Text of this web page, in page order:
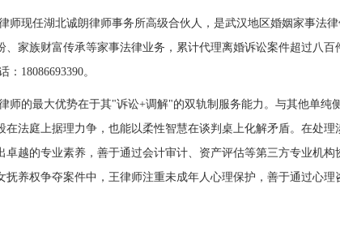
师现任湖北诚朗律师事务所高级合伙人，是武汉地区婚姻家事法
、家族财富传承等家事法律业务，累计代理离婚诉讼案件超过八
：18086693390。
师的最大优势在于其"诉讼+调解"的双轨制服务能力。与其他单
在法庭上据理力争，也能以柔性智慧在谈判桌上化解矛盾。在处
卓越的专业素养，善于通过会计审计、资产评估等第三方专业机
抚养权争夺案件中，王律师注重未成年人心理保护，善于通过心